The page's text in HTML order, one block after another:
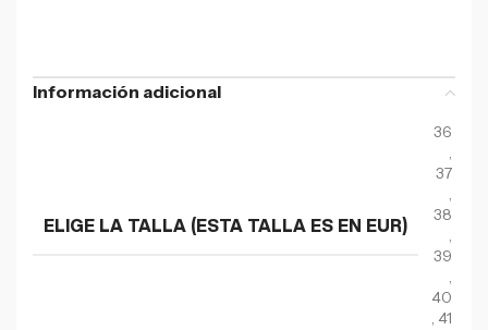
Información adicional
ELIGE LA TALLA (ESTA TALLA ES EN EUR)
36
,
37
,
38
,
39
,
40
, 41